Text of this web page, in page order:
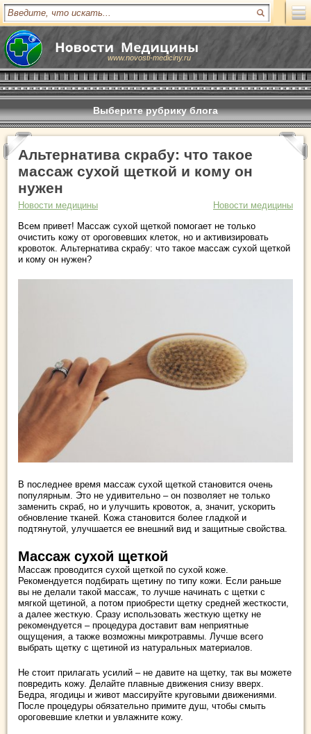
www.novosti-mediciny.ru
Выберите рубрику блога
Альтернатива скрабу: что такое
массаж сухой щеткой и кому он
нужен
Новости медицины
Новости медицины
Всем привет! Массаж сухой щеткой помогает не только
очистить кожу от ороговевших клеток, но и активизировать
кровоток. Альтернатива скрабу: что такое массаж сухой щеткой
и кому он нужен?
В последнее время массаж сухой щеткой становится очень
популярным. Это не удивительно – он позволяет не только
заменить скраб, но и улучшить кровоток, а, значит, ускорить
обновление тканей. Кожа становится более гладкой и
подтянутой, улучшается ее внешний вид и защитные свойства.
Массаж сухой щеткой
Массаж проводится сухой щеткой по сухой коже.
Рекомендуется подбирать щетину по типу кожи. Если раньше
вы не делали такой массаж, то лучше начинать с щетки с
мягкой щетиной, а потом приобрести щетку средней жесткости,
а далее жесткую. Сразу использовать жесткую щетку не
рекомендуется – процедура доставит вам неприятные
ощущения, а также возможны микротравмы. Лучше всего
выбрать щетку с щетиной из натуральных материалов.
Не стоит прилагать усилий – не давите на щетку, так вы можете
повредить кожу. Делайте плавные движения снизу вверх.
Бедра, ягодицы и живот массируйте круговыми движениями.
После процедуры обязательно примите душ, чтобы смыть
ороговевшие клетки и увлажните кожу.